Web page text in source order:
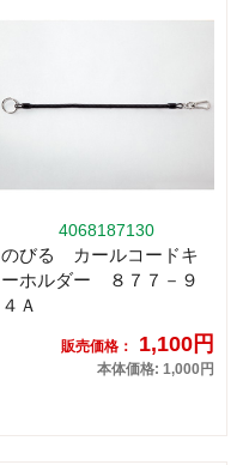
4068187130
のびる カールコードキ
ーホルダー ８７７－９
４Ａ
販売価格： 1,100円
本体価格: 1,000円